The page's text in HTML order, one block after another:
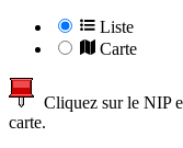
Liste
Carte
Cliquez sur le NIP
carte.